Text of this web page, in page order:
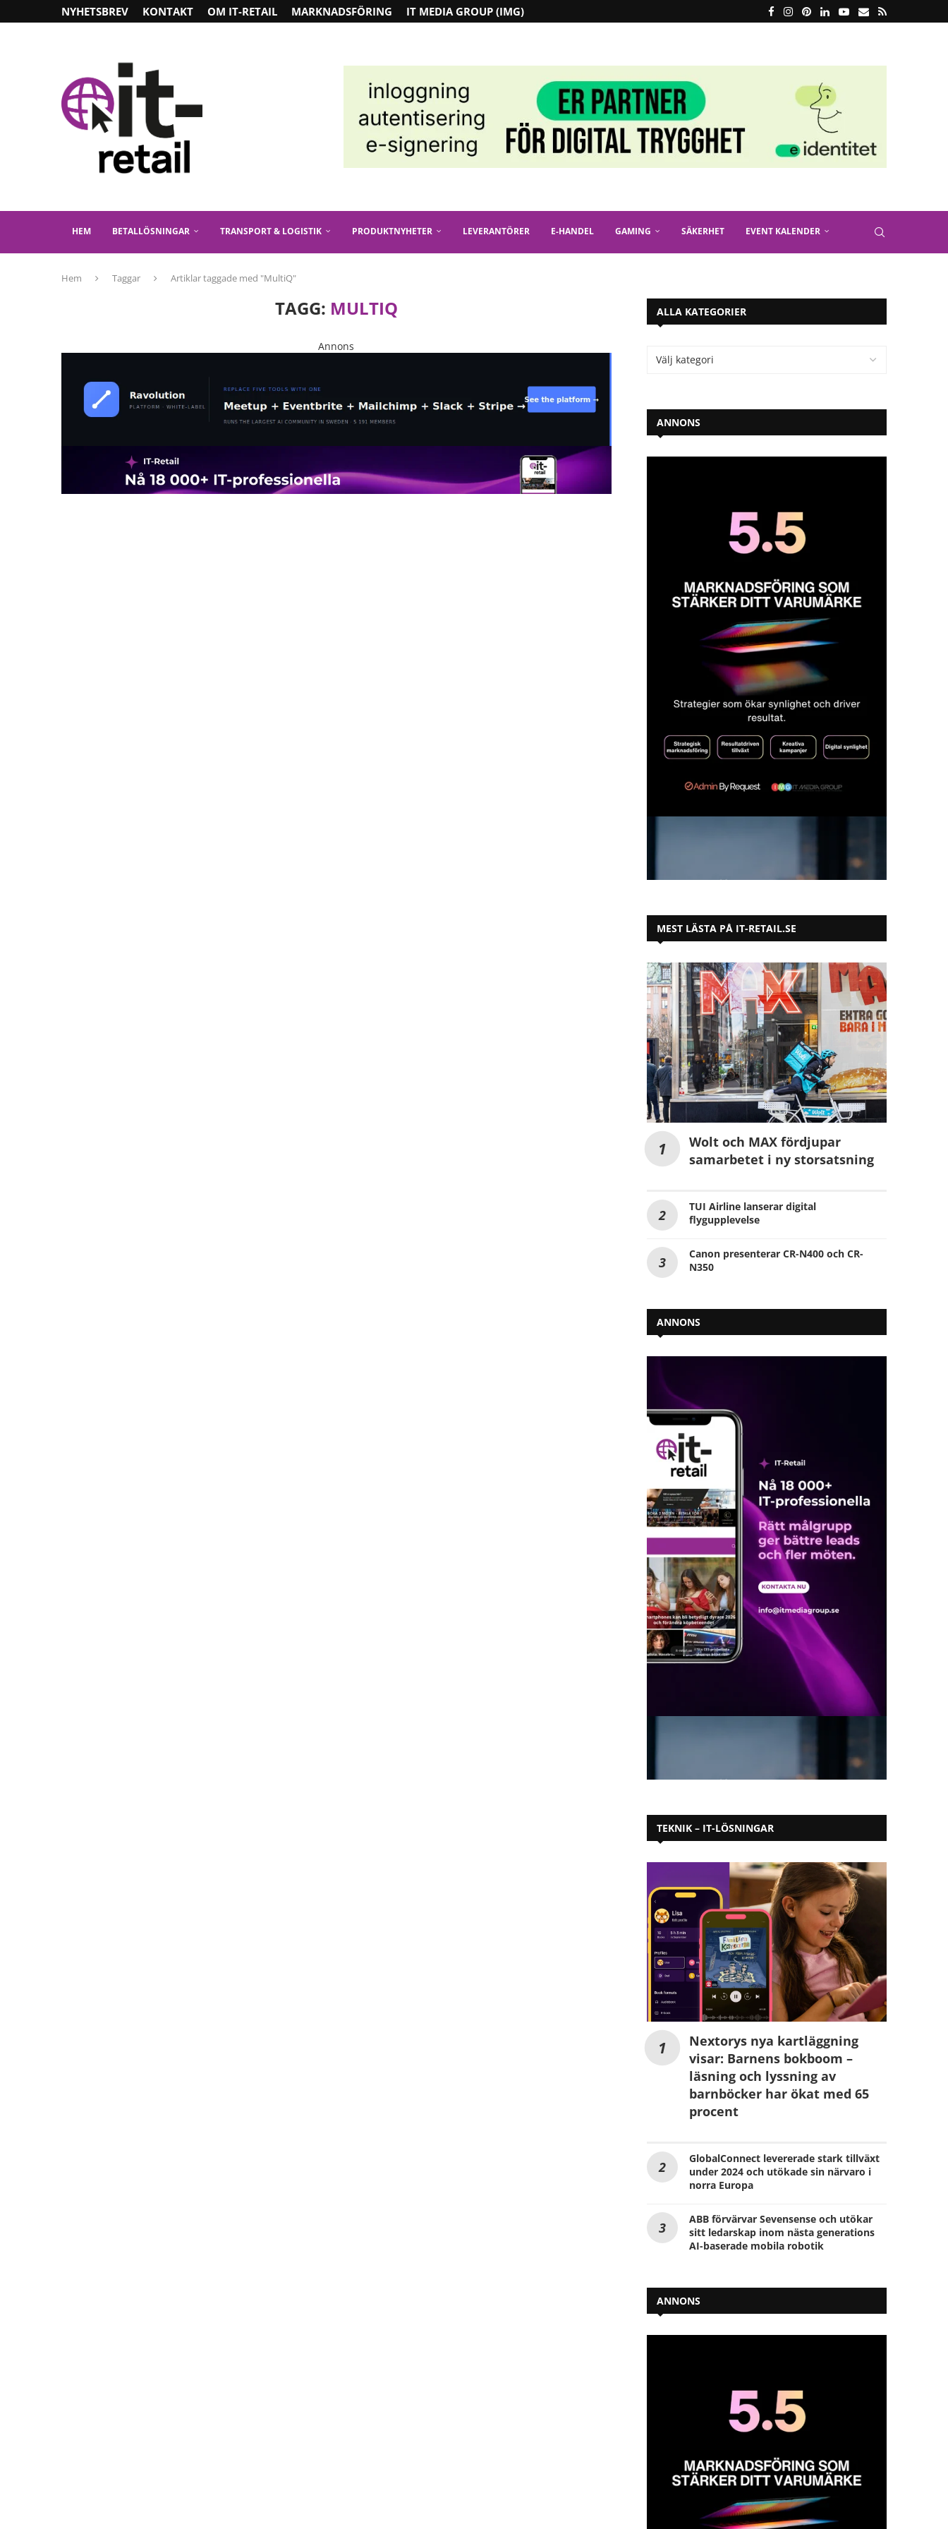
NYHETSBREV KONTAKT OM IT-RETAIL MARKNADSFÖRING IT MEDIA GROUP (IMG)
HEM BETALLÖSNINGAR TRANSPORT & LOGISTIK PRODUKTNYHETER LEVERANTÖRER E-HANDEL GAMING SÄKERHET EVENT KALENDER
Hem Taggar Artiklar taggade med "MultiQ"
TAGG: MULTIQ
Annons
ALLA KATEGORIER
ANNONS
MEST LÄSTA PÅ IT-RETAIL.SE
Wolt och MAX fördjupar
samarbetet i ny storsatsning
TUI Airline lanserar digital
flygupplevelse
Canon presenterar CR-N400 och CR-
N350
ANNONS
TEKNIK – IT-LÖSNINGAR
Nextorys nya kartläggning
visar: Barnens bokboom –
läsning och lyssning av
barnböcker har ökat med 65
procent
GlobalConnect levererade stark tillväxt
under 2024 och utökade sin närvaro i
norra Europa
ABB förvärvar Sevensense och utökar
sitt ledarskap inom nästa generations
AI-baserade mobila robotik
ANNONS